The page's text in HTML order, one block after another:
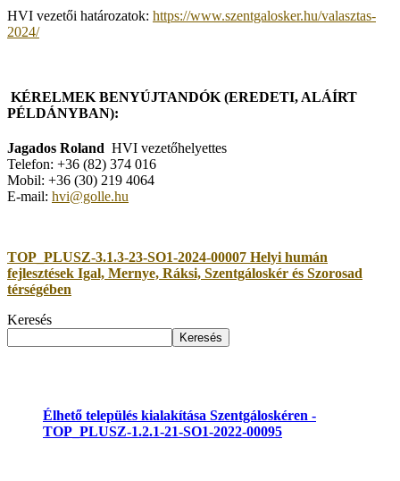
HVI vezetői határozatok: https://www.szentgalosker.hu/valasztas-
2024/
KÉRELMEK BENYÚJTANDÓK (EREDETI, ALÁÍRT
PÉLDÁNYBAN):
Jagados Roland HVI vezetőhelyettes
Telefon: +36 (82) 374 016
Mobil: +36 (30) 219 4064
E-mail: hvi@golle.hu
TOP_PLUSZ-3.1.3-23-SO1-2024-00007 Helyi humán
fejlesztések Igal, Mernye, Ráksi, Szentgáloskér és Szorosad
térségében
Keresés
Keresés
Élhető település kialakítása Szentgáloskéren -
TOP_PLUSZ-1.2.1-21-SO1-2022-00095